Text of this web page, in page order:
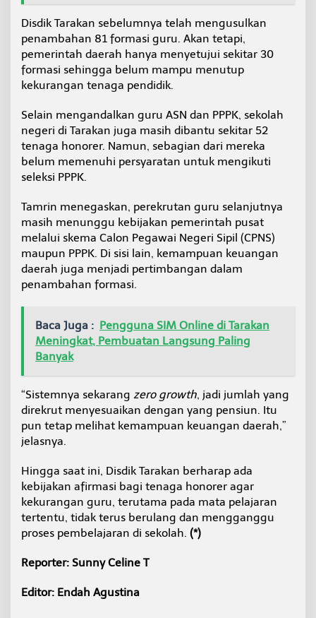
Disdik Tarakan sebelumnya telah mengusulkan
penambahan 81 formasi guru. Akan tetapi,
pemerintah daerah hanya menyetujui sekitar 30
formasi sehingga belum mampu menutup
kekurangan tenaga pendidik.
Selain mengandalkan guru ASN dan PPPK, sekolah
negeri di Tarakan juga masih dibantu sekitar 52
tenaga honorer. Namun, sebagian dari mereka
belum memenuhi persyaratan untuk mengikuti
seleksi PPPK.
Tamrin menegaskan, perekrutan guru selanjutnya
masih menunggu kebijakan pemerintah pusat
melalui skema Calon Pegawai Negeri Sipil (CPNS)
maupun PPPK. Di sisi lain, kemampuan keuangan
daerah juga menjadi pertimbangan dalam
penambahan formasi.
Baca Juga : Pengguna SIM Online di Tarakan
Meningkat, Pembuatan Langsung Paling
Banyak
“Sistemnya sekarang zero growth, jadi jumlah yang
direkrut menyesuaikan dengan yang pensiun. Itu
pun tetap melihat kemampuan keuangan daerah,”
jelasnya.
Hingga saat ini, Disdik Tarakan berharap ada
kebijakan afirmasi bagi tenaga honorer agar
kekurangan guru, terutama pada mata pelajaran
tertentu, tidak terus berulang dan mengganggu
proses pembelajaran di sekolah. (*)
Reporter: Sunny Celine T
Editor: Endah Agustina